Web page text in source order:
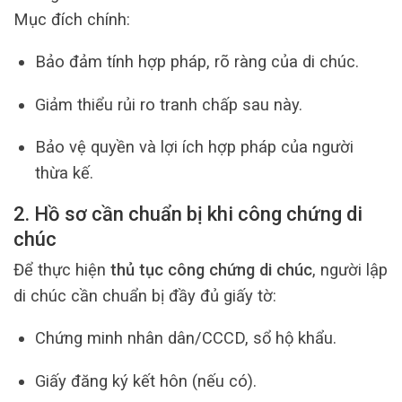
Mục đích chính:
Bảo đảm tính hợp pháp, rõ ràng của di chúc.
Giảm thiểu rủi ro tranh chấp sau này.
Bảo vệ quyền và lợi ích hợp pháp của người
thừa kế.
2. Hồ sơ cần chuẩn bị khi công chứng di
chúc
Để thực hiện thủ tục công chứng di chúc, người lập
di chúc cần chuẩn bị đầy đủ giấy tờ:
Chứng minh nhân dân/CCCD, sổ hộ khẩu.
Giấy đăng ký kết hôn (nếu có).